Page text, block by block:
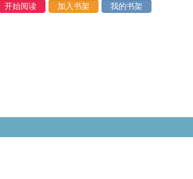
开始阅读 加入书架 我的书架